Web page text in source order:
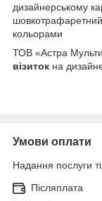
дизайнерському
кольорами
ТОВ «Астра
візиток на
Умови оплати
Надання послуги
Післяплата